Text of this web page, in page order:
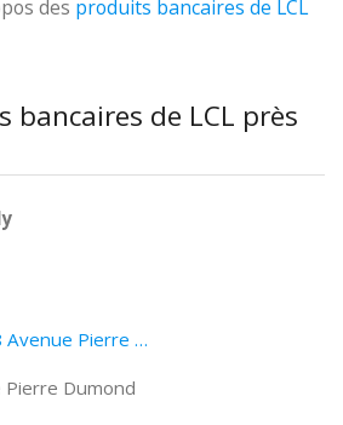
des produits bancaires de LCL
bancaires de LCL près
LCL Craponne 108 Avenue Pierre Dumond
Pierre Dumond